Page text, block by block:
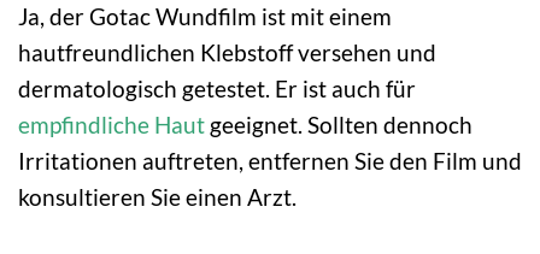
Ja, der Gotac Wundfilm ist mit einem
hautfreundlichen Klebstoff versehen und
dermatologisch getestet. Er ist auch für
empfindliche Haut geeignet. Sollten dennoch
Irritationen auftreten, entfernen Sie den Film und
konsultieren Sie einen Arzt.